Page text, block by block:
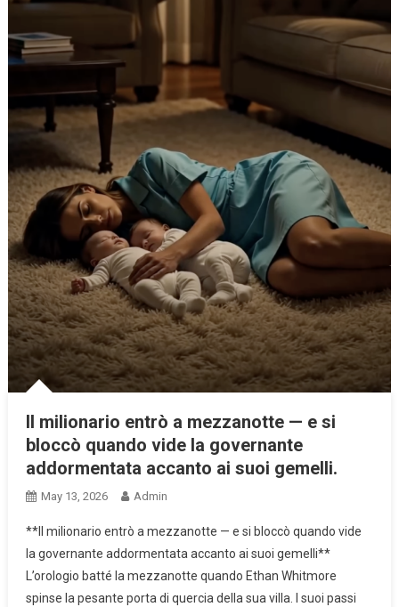
Il milionario entrò a mezzanotte — e si
bloccò quando vide la governante
addormentata accanto ai suoi gemelli.
May 13, 2026 Admin
**Il milionario entrò a mezzanotte — e si bloccò quando vide
la governante addormentata accanto ai suoi gemelli**
L’orologio batté la mezzanotte quando Ethan Whitmore
spinse la pesante porta di quercia della sua villa. I suoi passi